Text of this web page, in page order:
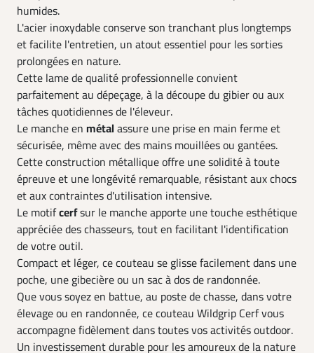
humides.
L'acier inoxydable conserve son tranchant plus longtemps
et facilite l'entretien, un atout essentiel pour les sorties
prolongées en nature.
Cette lame de qualité professionnelle convient
parfaitement au dépeçage, à la découpe du gibier ou aux
tâches quotidiennes de l'éleveur.
Le manche en métal assure une prise en main ferme et
sécurisée, même avec des mains mouillées ou gantées.
Cette construction métallique offre une solidité à toute
épreuve et une longévité remarquable, résistant aux chocs
et aux contraintes d'utilisation intensive.
Le motifcerfsur le manche apporte une touche esthétique
appréciée des chasseurs, tout en facilitant l'identification
de votre outil.
Compact et léger, ce couteau se glisse facilement dans une
poche, une gibecière ou un sac à dos de randonnée.
Que vous soyez en battue, au poste de chasse, dans votre
élevage ou en randonnée, ce couteau Wildgrip Cerf vous
accompagne fidèlement dans toutes vos activités outdoor.
Un investissement durable pour les amoureux de la nature